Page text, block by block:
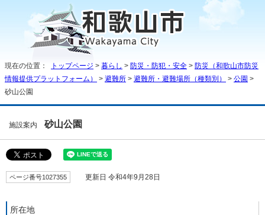
現在の位置： トップページ > 暮らし > 防災・防犯・安全 > 防災（和歌山市防災
情報提供プラットフォーム）
> 避難所 > 避難所・避難場所（種類別） > 公園 >
砂山公園
施設案内 砂山公園
ページ番号1027355 更新日 令和4年9月28日
所在地